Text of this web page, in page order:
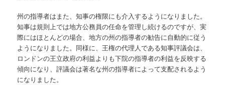
州の指導者はまた、知事の権限にも介入するようになりました。
知事は規則上では地方公務員の任命を管理し続けるのですが、実
際にはほとんどの場合、地方の州の指導者の勧告に自動的に従う
ようになりました。同様に、王権の代理人である知事評議会は、
ロンドンの王立政府の利益よりも下院の指導者の利益を反映する
傾向になり、評議会は著名な州の指導者によって支配されるよう
になりました。